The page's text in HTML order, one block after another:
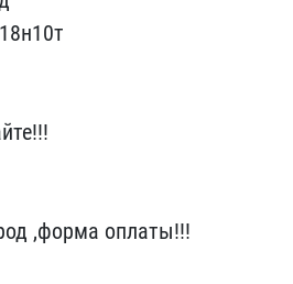
,ф​орма оплаты!!!